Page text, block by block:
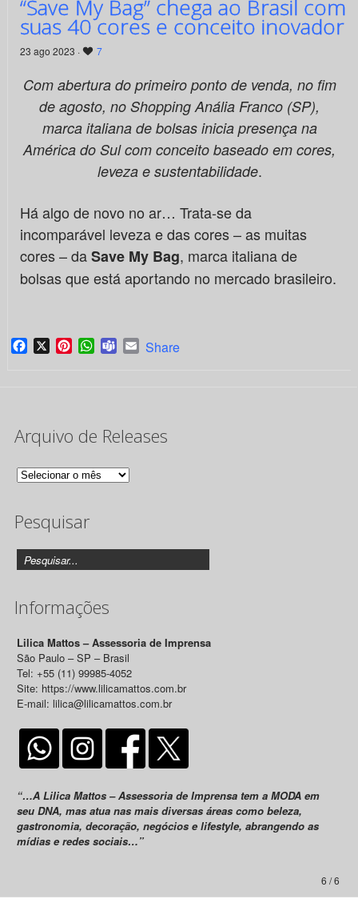
“Save My Bag” chega ao Brasil com
suas 40 cores e conceito inovador
23 ago 2023 · 7
Com abertura do primeiro ponto de venda, no fim
de agosto, no Shopping Anália Franco (SP),
marca italiana de bolsas inicia presença na
América do Sul com conceito baseado em cores,
leveza e sustentabilidade.
Há algo de novo no ar… Trata-se da
incomparável leveza e das cores – as muitas
cores – daSave My Bag, marca italiana de
bolsas que está aportando no mercado brasileiro.
Facebook
X PinterestWhatsApp
TeamsEmail
Share
Arquivo de Releases
Arquivo
Releases
Pesquisar
Informações
Lilica Mattos – Assessoria de Imprensa
São Paulo – SP – Brasil
Tel: +55 (11) 99985-4052
Site: https://www.lilicamattos.com.br
E-mail: lilica@lilicamattos.com.br
“…A Lilica Mattos – Assessoria de Imprensa tem a MODA em
seu DNA, mas atua nas mais diversas áreas como beleza,
gastronomia, decoração, negócios e lifestyle, abrangendo as
mídias e redes sociais…”
6 / 6